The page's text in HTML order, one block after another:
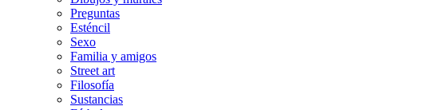
Preguntas
Esténcil
Sexo
Familia y amigos
Street art
Filosofía
Sustancias